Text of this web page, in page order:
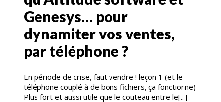
Genesys… pour
dynamiter vos ventes,
par téléphone ?
En période de crise, faut vendre ! leçon 1 (et le
téléphone couplé à de bons fichiers, ça fonctionne)
Plus fort et aussi utile que le couteau entre le[...]